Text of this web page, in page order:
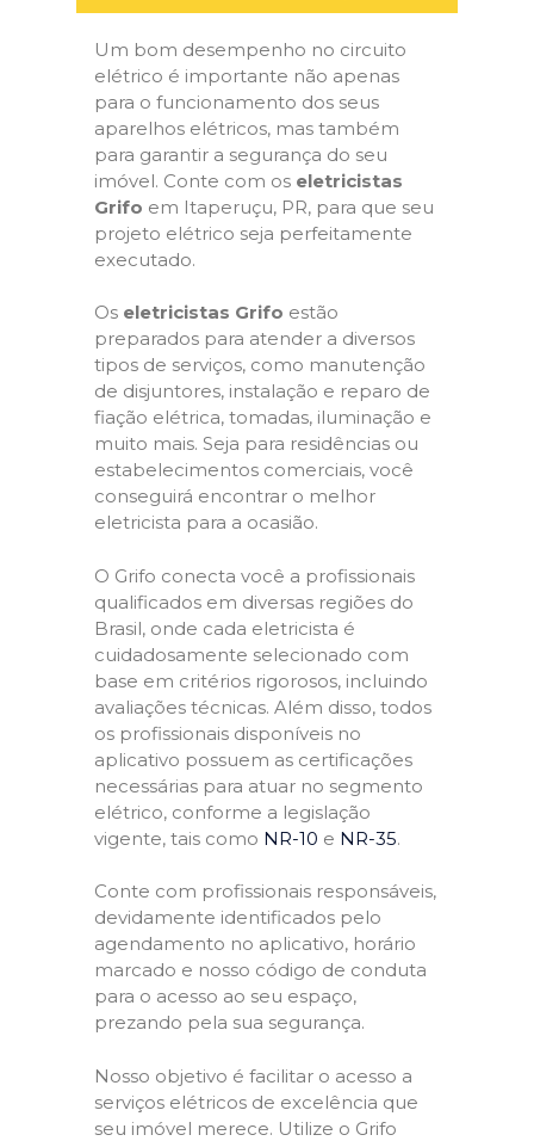
Um bom desempenho no circuito
elétrico é importante não apenas
para o funcionamento dos seus
aparelhos elétricos, mas também
para garantir a segurança do seu
imóvel. Conte com os eletricistas
Grifo em Itaperuçu, PR, para que seu
projeto elétrico seja perfeitamente
executado.
Os eletricistas Grifo estão
preparados para atender a diversos
tipos de serviços, como manutenção
de disjuntores, instalação e reparo de
fiação elétrica, tomadas, iluminação e
muito mais. Seja para residências ou
estabelecimentos comerciais, você
conseguirá encontrar o melhor
eletricista para a ocasião.
O Grifo conecta você a profissionais
qualificados em diversas regiões do
Brasil, onde cada eletricista é
cuidadosamente selecionado com
base em critérios rigorosos, incluindo
avaliações técnicas. Além disso, todos
os profissionais disponíveis no
aplicativo possuem as certificações
necessárias para atuar no segmento
elétrico, conforme a legislação
vigente, tais como NR-10 e NR-35.
Conte com profissionais responsáveis,
devidamente identificados pelo
agendamento no aplicativo, horário
marcado e nosso código de conduta
para o acesso ao seu espaço,
prezando pela sua segurança.
Nosso objetivo é facilitar o acesso a
serviços elétricos de excelência que
seu imóvel merece. Utilize o Grifo